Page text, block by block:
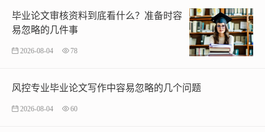
毕业论文审核资料到底看什么？准备时容
易忽略的几件事
2026-08-04 78
风控专业毕业论文写作中容易忽略的几个问题
2026-08-04 60